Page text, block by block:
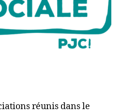
réunis dans le